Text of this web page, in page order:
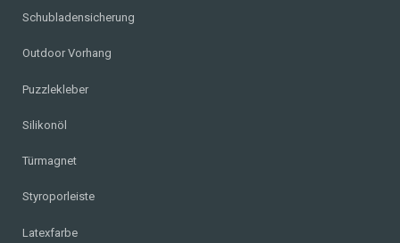
Schubladensicherung
Outdoor Vorhang
Puzzlekleber
Silikonöl
Türmagnet
Styroporleiste
Latexfarbe